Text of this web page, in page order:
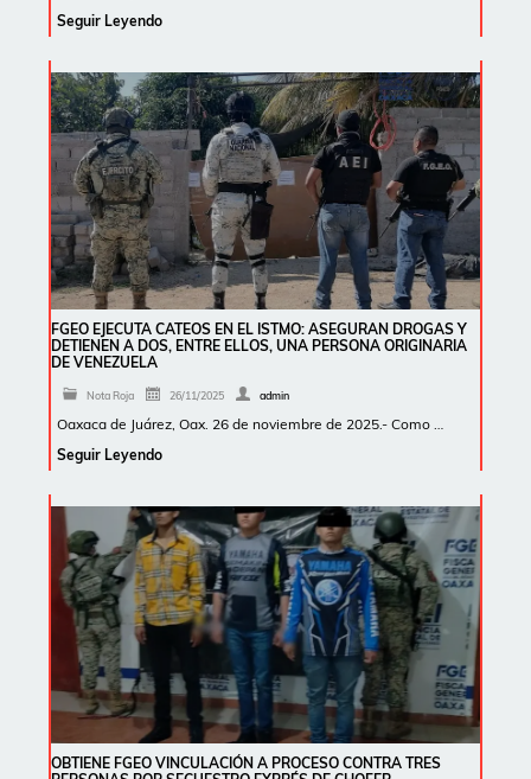
Seguir Leyendo
FGEO EJECUTA CATEOS EN EL ISTMO: ASEGURAN DROGAS Y
DETIENEN A DOS, ENTRE ELLOS, UNA PERSONA ORIGINARIA
DE VENEZUELA
Nota Roja 26/11/2025 admin
Oaxaca de Juárez, Oax. 26 de noviembre de 2025.- Como …
Seguir Leyendo
OBTIENE FGEO VINCULACIÓN A PROCESO CONTRA TRES